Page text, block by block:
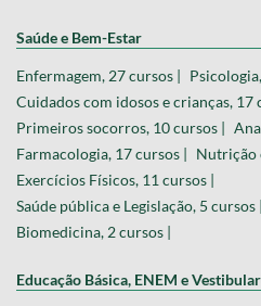
Saúde e Bem-Estar
Enfermagem, 27 cursos |
Cuidados com idosos e crianças, 17
Primeiros socorros, 10 cursos |
Farmacologia, 17 cursos | Nutrição
Exercícios Físicos, 11 cursos |
Saúde pública e Legislação, 5 cursos |
Biomedicina, 2 cursos |
Educação Básica, ENEM e